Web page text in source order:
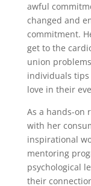
awful
changed and
commitment.
get to the
union
individuals
love in their
As a hands-on
with her
inspirational
mentoring
psychological
their